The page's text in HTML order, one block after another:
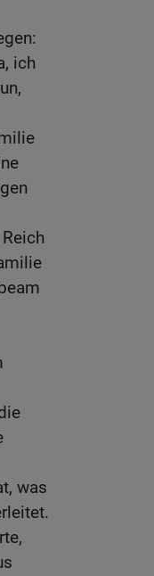
ich
was